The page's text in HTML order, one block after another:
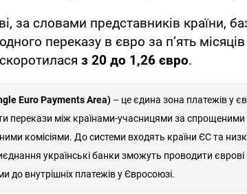
за словами представників країни,
переказу в євро за п’ять
з 20 до 1,26 євро.
Euro Payments Area) – це єдина зона платежів у
перекази між країнами-учасницями за
комісіями. До системи входять країни ЄС та
українські банки зможуть проводити
до внутрішніх платежів у Євросоюзі.